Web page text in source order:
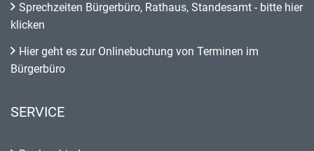
Sprechzeiten Bürgerbüro, Rathaus, Standesamt - bitte hier
klicken
Hier geht es zur Onlinebuchung von Terminen im
Bürgerbüro
SERVICE